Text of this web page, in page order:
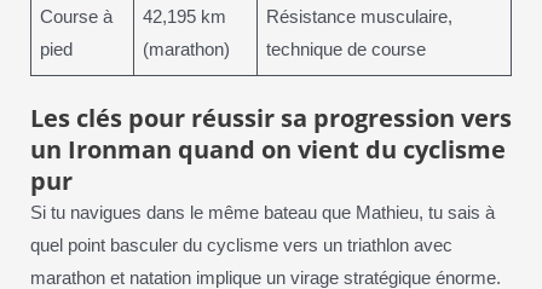
Course à
pied
42,195 km
(marathon)
Résistance musculaire,
technique de course
Les clés pour réussir sa progression vers
un Ironman quand on vient du cyclisme
pur
Si tu navigues dans le même bateau que Mathieu, tu sais à
quel point basculer du cyclisme vers un triathlon avec
marathon et natation implique un virage stratégique énorme.